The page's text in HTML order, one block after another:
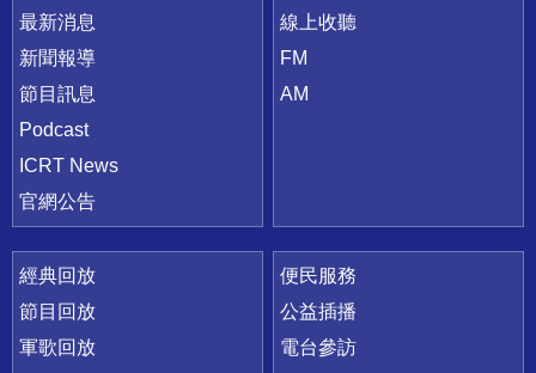
最新消息
新聞報導
節目訊息
Podcast
ICRT News
官網公告
線上收聽
FM
AM
經典回放
節目回放
軍歌回放
便民服務
公益插播
電台參訪